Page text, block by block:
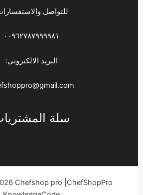
للتواصل
٠٠٩٦٢٧٨٧٩٩٩٩٨١
البريد الالكتروني:
سلة
Chefshop pro |ChefShopPro